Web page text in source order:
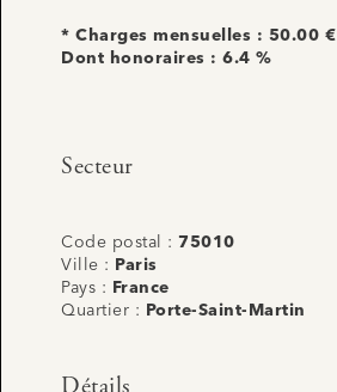
* Charges mensuelles : 50.00 €
Dont honoraires : 6.4 %
Secteur
Code postal : 75010
Ville :
Paris
Pays :
France
Quartier :
Porte-Saint-Martin